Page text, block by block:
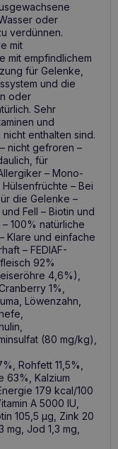
oder
verdünnen.
mit
mit empfindlichem
für Gelenke,
und die
oder
Sehr
und
enthalten sind.
nicht gefroren –
für
– Mono-
– Bei
die Gelenke –
Fell – Biotin und
100% natürliche
Klare und einfache
– FEDIAF-
92%
4,6%),
1%,
Löwenzahn,
(80 mg/kg),
Rohfett 11,5%,
63%, Kalzium
179 kcal/100
A 5000 IU,
105,5 µg, Zink 20
mg, Jod 1,3 mg,